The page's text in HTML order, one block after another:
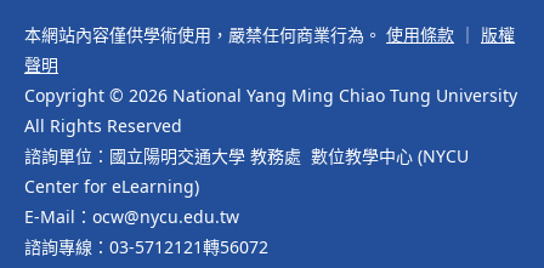
本網站內容僅供學術使用，嚴禁任何商業行為。 使用條款
版權
聲明
Copyright © 2026 National Yang Ming Chiao Tung University
All Rights Reserved
諮詢單位：國立陽明交通大學 教務處 數位教學中心 (NYCU
Center for eLearning)
E-Mail：ocw@nycu.edu.tw
諮詢專線：03-5712121轉56072